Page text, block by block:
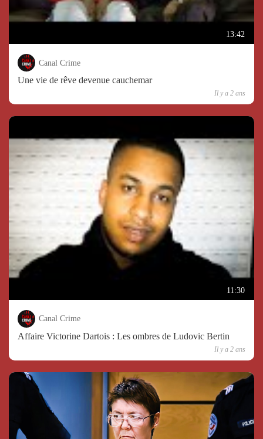
13:42
Canal Crime
Une vie de rêve devenue cauchemar
Il y a 2 ans
11:30
Canal Crime
Affaire Victorine Dartois : Les ombres de Ludovic Bertin
Il y a 2 ans